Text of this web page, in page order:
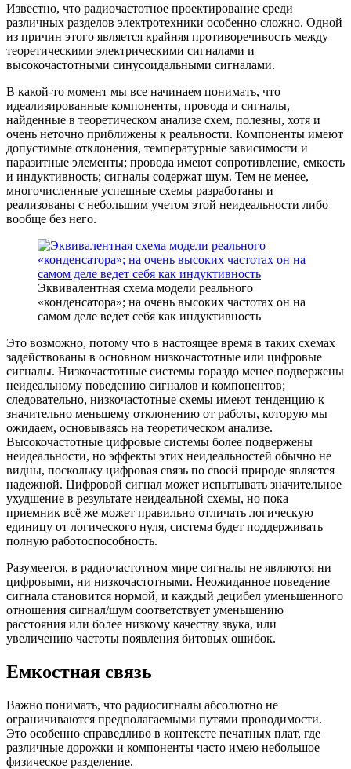
Известно, что радиочастотное проектирование среди
различных разделов электротехники особенно сложно. Одной
из причин этого является крайняя противоречивость между
теоретическими электрическими сигналами и
высокочастотными синусоидальными сигналами.
В какой-то момент мы все начинаем понимать, что
идеализированные компоненты, провода и сигналы,
найденные в теоретическом анализе схем, полезны, хотя и
очень неточно приближены к реальности. Компоненты имеют
допустимые отклонения, температурные зависимости и
паразитные элементы; провода имеют сопротивление, емкость
и индуктивность; сигналы содержат шум. Тем не менее,
многочисленные успешные схемы разработаны и
реализованы с небольшим учетом этой неидеальности либо
вообще без него.
Эквивалентная схема модели реального
«конденсатора»; на очень высоких частотах он на
самом деле ведет себя как индуктивность
Это возможно, потому что в настоящее время в таких схемах
задействованы в основном низкочастотные или цифровые
сигналы. Низкочастотные системы гораздо менее подвержены
неидеальному поведению сигналов и компонентов;
следовательно, низкочастотные схемы имеют тенденцию к
значительно меньшему отклонению от работы, которую мы
ожидаем, основываясь на теоретическом анализе.
Высокочастотные цифровые системы более подвержены
неидеальности, но эффекты этих неидеальностей обычно не
видны, поскольку цифровая связь по своей природе является
надежной. Цифровой сигнал может испытывать значительное
ухудшение в результате неидеальной схемы, но пока
приемник всё же может правильно отличать логическую
единицу от логического нуля, система будет поддерживать
полную работоспособность.
Разумеется, в радиочастотном мире сигналы не являются ни
цифровыми, ни низкочастотными. Неожиданное поведение
сигнала становится нормой, и каждый децибел уменьшенного
отношения сигнал/шум соответствует уменьшению
расстояния или более низкому качеству звука, или
увеличению частоты появления битовых ошибок.
Емкостная связь
Важно понимать, что радиосигналы абсолютно не
ограничиваются предполагаемыми путями проводимости.
Это особенно справедливо в контексте печатных плат, где
различные дорожки и компоненты часто имею небольшое
физическое разделение.